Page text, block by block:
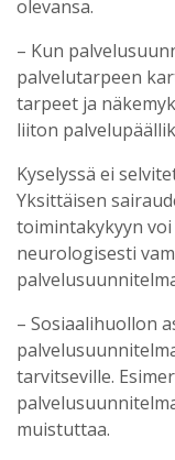
olevansa.
– Kun
palvelutarpeen
tarpeet ja
liiton
Kyselyssä ei
Yksittäisen
toimintakykyyn
neurologisesti
– Sosiaalihuollon
tarvitseville.
muistuttaa.